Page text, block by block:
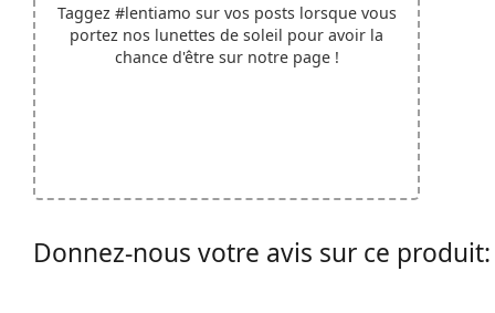
Taggez #lentiamo sur vos posts lorsque vous
portez nos lunettes de soleil pour avoir la
chance d'être sur notre page !
Donnez-nous votre avis sur ce